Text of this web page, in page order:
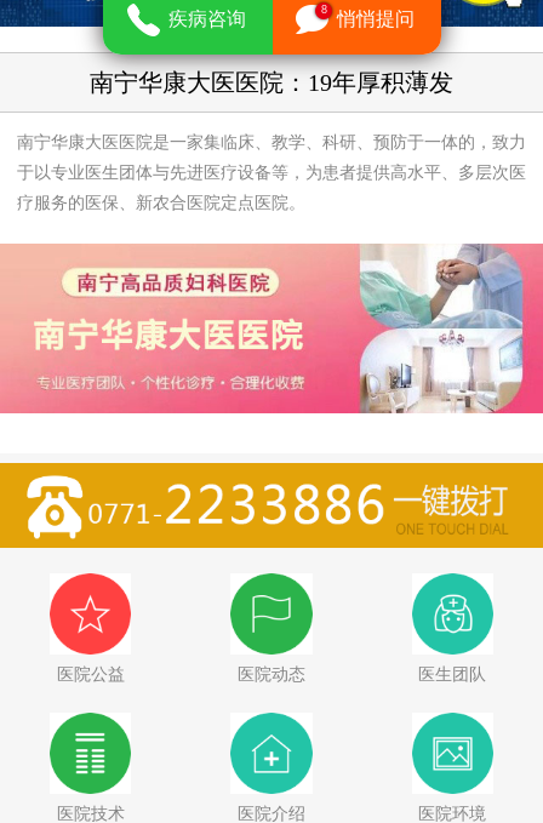
南宁华康大医医院：19年厚积薄发
南宁华康大医医院是一家集临床、教学、科研、预防于一体的，致力
于以专业医生团体与先进医疗设备等，为患者提供高水平、多层次医
疗服务的医保、新农合医院定点医院。
医院公益 医院动态 医生团队
医院技术 医院介绍 医院环境
疾病咨询 8 悄悄提问